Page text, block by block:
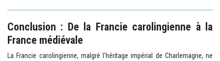
Conclusion : De la Francie carolingienne à la
France médiévale
La Francie carolingienne, malgré l’héritage impérial de Charlemagne, ne